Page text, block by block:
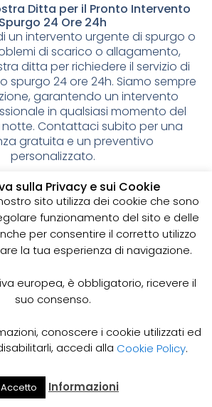
Ditta per il Pronto Intervento
Spurgo 24 Ore 24h
un intervento urgente di spurgo o
di scarico o allagamento,
ditta per richiedere il servizio di
spurgo 24 ore 24h. Siamo sempre
garantendo un intervento
in qualsiasi momento del
Contattaci subito per una
gratuita e un preventivo
personalizzato.
pozzi neri: cos’è e
è importante
strutture sotterranee utilizzate
delle acque reflue domestiche,
delle acque fognarie. Lo
neri è un’operazione essenziale
di allagamenti, cattivi odori e
infezioni.
neri viene effettuato mediante
apposite pompe e attrezzature
Il Mio
sulla Privacy e sui Cookie
sito utilizza dei cookie che sono
funzionamento del sito e delle
per consentire il corretto utilizzo
la tua esperienza di navigazione.
europea, è obbligatorio, ricevere il
suo consenso.
conoscere i cookie utilizzati ed
accedi alla Cookie Policy.
Accetto Informazioni